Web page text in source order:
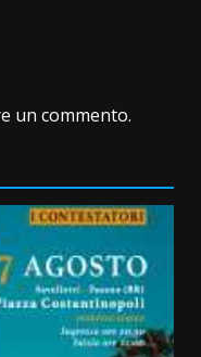
un commento.